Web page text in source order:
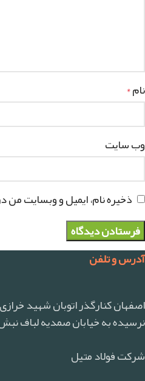
نام*
وب‌ سایت
ذخیره نام، ایمیل و وبسایت من
آدرس و تلفن
اصفهان کنارگذر اتوبان شهید
نرسیده به خیابان صمدیه لباف نبش
شرکت فولاد متیل